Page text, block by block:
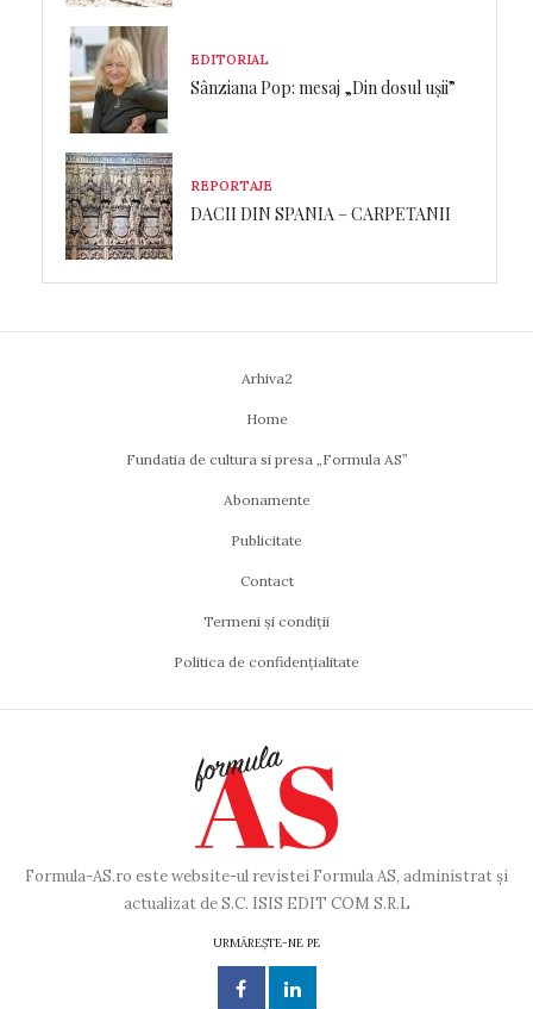
EDITORIAL
Sânziana Pop: mesaj „Din dosul ușii”
REPORTAJE
DACII DIN SPANIA – CARPETANII
Arhiva2
Home
Fundatia de cultura si presa „Formula AS”
Abonamente
Publicitate
Contact
Termeni și condiții
Politica de confidențialitate
Formula-AS.ro este website-ul revistei Formula AS, administrat și
actualizat de S.C. ISIS EDIT COM S.R.L
URMĂREȘTE-NE PE